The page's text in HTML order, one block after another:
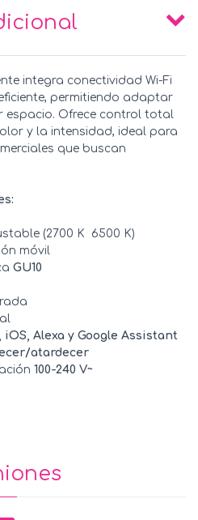
integra conectividad Wi-Fi
permitiendo adaptar
espacio. Ofrece control total
y la intensidad, ideal para
que buscan
(2700 K  6500 K)
móvil
GU10
iOS, Alexa y Google Assistant
atardecer
100-240 V~